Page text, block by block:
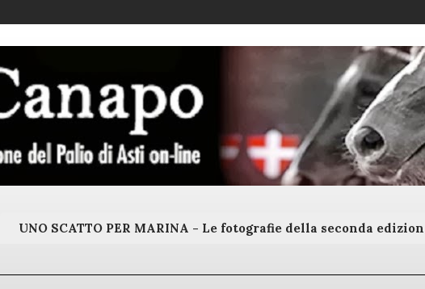
UNO SCATTO PER MARINA - Le fotografie della seconda